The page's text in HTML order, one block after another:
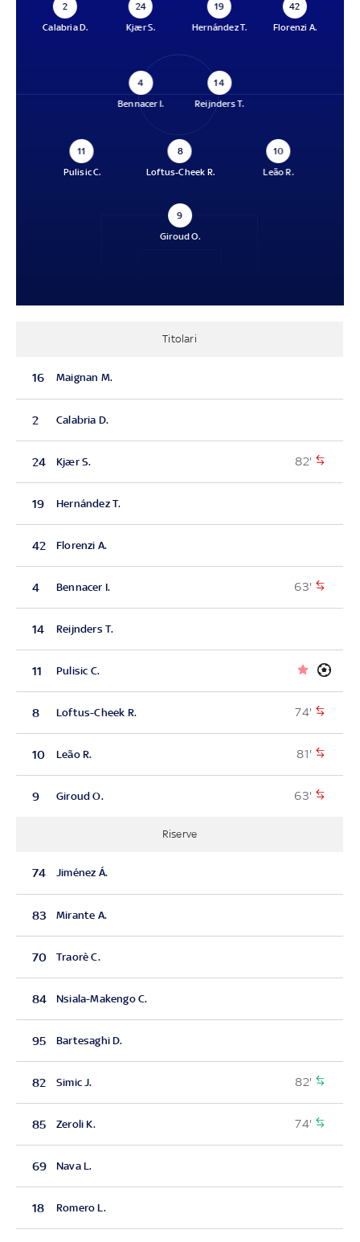
2
Calabria D.
24
Kjær S.
19
Hernández T.
42
Florenzi A.
4
Bennacer I.
14
Reijnders T.
11
Pulisic C.
8
Loftus-Cheek R.
10
Leão R.
9
Giroud O.
Titolari
16 Maignan M.
2 Calabria D.
24 Kjær S. 82'
19 Hernández T.
42 Florenzi A.
4 Bennacer I. 63'
14 Reijnders T.
11 Pulisic C.
8 Loftus-Cheek R. 74'
10 Leão R. 81'
9 Giroud O. 63'
Riserve
74 Jiménez Á.
83 Mirante A.
70 Traorè C.
84 Nsiala-Makengo C.
95 Bartesaghi D.
82 Simic J. 82'
85 Zeroli K. 74'
69 Nava L.
18 Romero L.